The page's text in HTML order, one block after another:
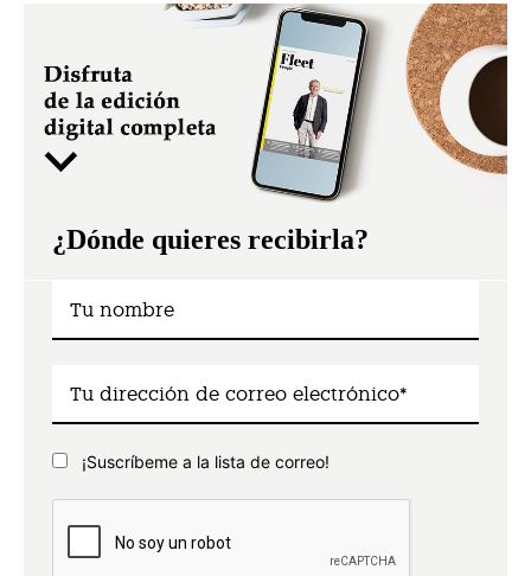
¿Dónde quieres recibirla?
¡Suscríbeme a la lista de correo!